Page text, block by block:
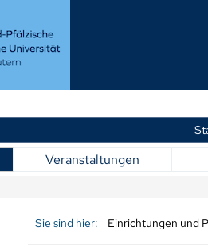
S
Veranstaltungen
Sie sind hier: Einrichtungen und